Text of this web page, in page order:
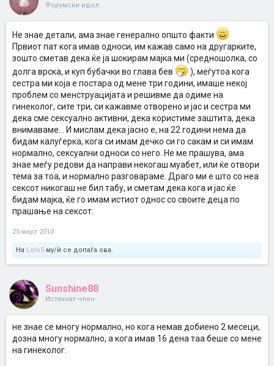
Форумски идол
Не знае детали, ама знае генерално општо факти
Првиот пат кога имав односи, им кажав само на другарките,
зошто сметав дека ќе ја шокирам мајка ми (средношолка, со
долга врска, и куп бубачки во глава бев
), меѓутоа кога
сестра ми која е постара од мене три години, имаше некој
проблем со менструацијата и решивме да одиме на
гинеколог, сите три, си кажавме отворено и јас и сестра ми
дека сме сексуално активни, дека користиме заштита, дека
внимаваме... И мислам дека јасно е, на 22 години нема да
бидам калуѓерка, кога си имам дечко си го сакам и си имам
нормално, сексуални односи со него. Не ме прашува, ама
знае меѓу редови да направи некогаш муабет, или ќе отвори
тема за тоа, и нормално разговараме. Драго ми е што со неа
сексот никогаш не бил табу, и сметам дека кога и јас ќе
бидам мајка, ќе го имам истиот однос со своите деца по
прашање на сексот.
25 март 2010
На Lolo5 му/ѝ се допаѓа ова.
Sunshine88
Истакнат член
не знае се многу нормално, но кога немав добиено 2 месеци,
дозна многу нормално, а кога имав 16 дена таа беше со мене
на гинеколог.